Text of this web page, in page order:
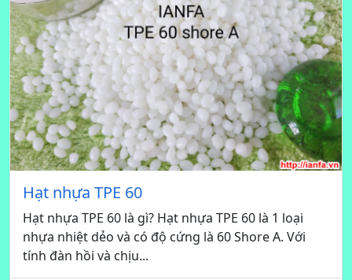
Hạt nhựa TPE 60
Hạt nhựa TPE 60 là gì? Hạt nhựa TPE 60 là 1 loại
nhựa nhiệt dẻo và có độ cứng là 60 Shore A. Với
tính đàn hồi và chịu...